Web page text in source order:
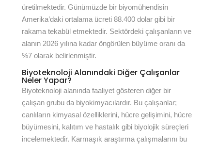
üretilmektedir. Günümüzde bir biyomühendisin
Amerika’daki ortalama ücreti 88.400 dolar gibi bir
rakama tekabül etmektedir. Sektördeki çalışanların ve
alanın 2026 yılına kadar öngörülen büyüme oranı da
%7 olarak belirlenmiştir.
Biyoteknoloji Alanındaki Diğer Çalışanlar
Neler Yapar?
Biyoteknoloji alanında faaliyet gösteren diğer bir
çalışan grubu da biyokimyacılardır. Bu çalışanlar;
canlıların kimyasal özelliklerini, hücre gelişimini, hücre
büyümesini, kalıtım ve hastalık gibi biyolojik süreçleri
incelemektedir. Karmaşık araştırma çalışmalarını bu